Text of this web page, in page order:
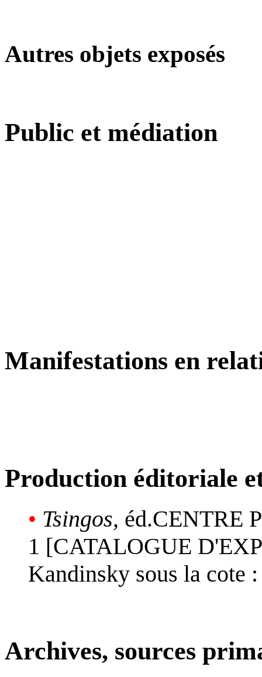
Autres objets exposés
Public et médiation
Manifestations en
Production éditoriale
• Tsingos, éd.CENTRE
1 [CATALOGUE
Kandinsky sous la cote
Archives, sources